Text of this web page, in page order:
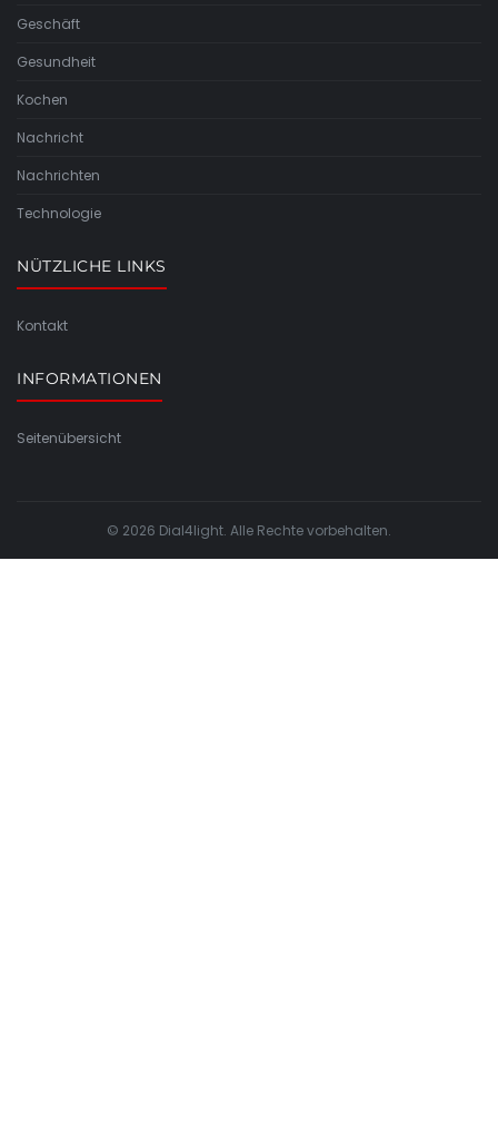
Geschäft
Gesundheit
Kochen
Nachricht
Nachrichten
Technologie
NÜTZLICHE LINKS
Kontakt
INFORMATIONEN
Seitenübersicht
© 2026 Dial4light. Alle Rechte vorbehalten.